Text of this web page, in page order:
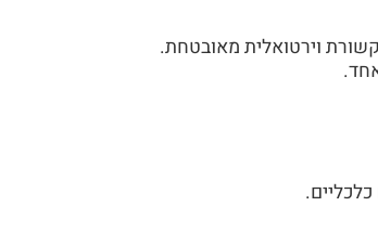
וירטואלית מאובטחת.